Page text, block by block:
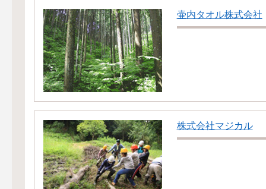
壷内タオル株式会社
株式会社マジカル